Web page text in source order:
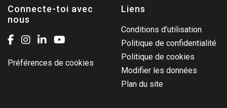
Connecte-toi avec
nous
Préférences de cookies
Liens
Conditions d’utilisation
Politique de confidentialité
Politique de cookies
Modifier les données
Plan du site